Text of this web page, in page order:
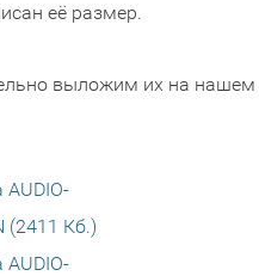
её размер.
выложим их на нашем
(2411 Кб.)